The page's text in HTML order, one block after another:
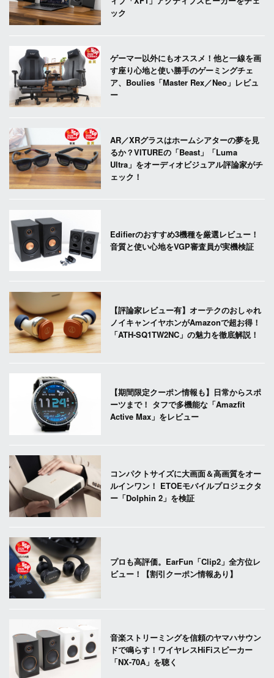
ック
ゲーマー以外にもオススメ！他と一線を画
す座り心地と使い勝手のゲーミングチェ
ア、Boulies「Master Rex／Neo」レビュ
ー
AR／XRグラスはホームシアターの夢を見
るか？VITUREの「Beast」「Luma
Ultra」をオーディオビジュアル評論家がチ
ェック！
Edifierのおすすめ3機種を厳選レビュー！
音質と使い心地をVGP審査員が実機検証
【評論家レビュー有】オーテクのおしゃれ
ノイキャンイヤホンがAmazonで超お得！
「ATH-SQ1TW2NC」の魅力を徹底解説！
【期間限定クーポン情報も】日常からスポ
ーツまで！ タフで多機能な「Amazfit
Active Max」をレビュー
コンパクトサイズに大画面＆高画質をオー
ルインワン！ ETOEモバイルプロジェクタ
ー「Dolphin 2」を検証
プロも高評価。EarFun「Clip2」全方位レ
ビュー！【割引クーポン情報あり】
音楽ストリーミングを信頼のヤマハサウン
ドで鳴らす！ワイヤレスHiFiスピーカー
「NX-70A」を聴く